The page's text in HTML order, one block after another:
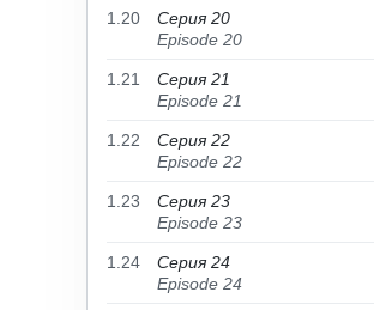
1.20
Серия 20
Episode 20
1.21
Серия 21
Episode 21
1.22
Серия 22
Episode 22
1.23
Серия 23
Episode 23
1.24
Серия 24
Episode 24